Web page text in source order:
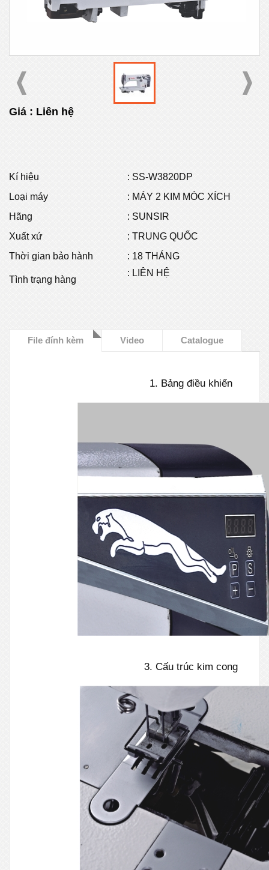
Giá : Liên hệ
Kí hiệu
: SS-W3820DP
Loại máy
: MÁY 2 KIM MÓC XÍCH
Hãng
: SUNSIR
Xuất xứ
: TRUNG QUỐC
Thời gian bảo hành
: 18 THÁNG
Tình trạng hàng
: LIÊN HỆ
File đính kèm Video Catalogue
1. Bảng điều khiển
3. Cấu trúc kim cong